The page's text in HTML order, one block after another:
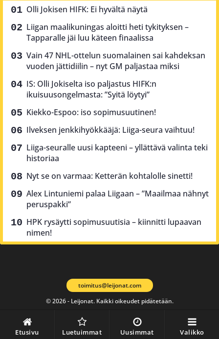
Etusivu Luetuimmat Uusimmat Valikko
Olli Jokisen HIFK: Ei hyvältä näytä
Liigan maalikuningas aloitti heti tykityksen –
Tapparalle jäi luu käteen finaalissa
Vain 47 NHL-ottelun suomalainen sai kahdeksan
vuoden jättidiilin – nyt GM paljastaa miksi
IS: Olli Jokiselta iso paljastus HIFK:n
ikuisuusongelmasta: ”Syitä löytyi”
Kiekko-Espoo: iso sopimusuutinen!
Ilveksen jenkkihyökkääjä: Liiga-seura vaihtuu!
Liiga-seuralle uusi kapteeni – yllättävä valinta teki
historiaa
Nyt se on varmaa: Ketterän kohtalolle sinetti!
Alex Lintuniemi palaa Liigaan – ”Maailmaa nähnyt
peruspakki”
HPK rysäytti sopimusuutisia – kiinnitti lupaavan
nimen!
© 2026 - Leijonat. Kaikki oikeudet pidätetään.
toimitus@leijonat.com